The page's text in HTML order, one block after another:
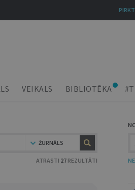
VEIKALS BIBLIOTĒKA
ŽURNĀLS
ATRASTI 27 REZULTĀTI
PIRKT